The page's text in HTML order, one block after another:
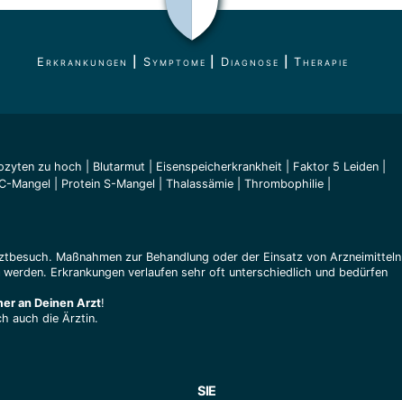
Erkrankungen Symptome Diagnose |Therapie
zu hoch Blutarmut Eisenspeicherkrankheit Faktor 5 Leiden
Mangel Protein S-Mangel Thalassämie Thrombophilie
Maßnahmen zur Behandlung oder der Einsatz von Arzneimitteln
Erkrankungen verlaufen sehr oft unterschiedlich und bedürfen
an Deinen Arzt!
auch die Ärztin.
SIE